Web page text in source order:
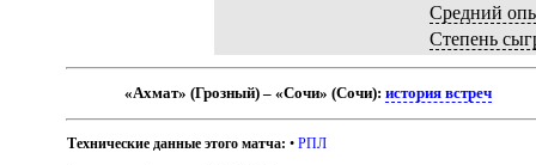
Средний
Степень
«Ахмат» (Грозный) – «Сочи» (Сочи):история встреч
Технические данные этого матча: •РПЛ